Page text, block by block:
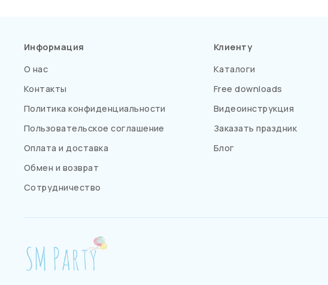
Информация
О нас
Контакты
Политика конфиденциальности
Пользовательское соглашение
Оплата и доставка
Обмен и возврат
Сотрудничество
Клиенту
Каталоги
Free downloads
Видеоинструкция
Заказать праздник
Блог